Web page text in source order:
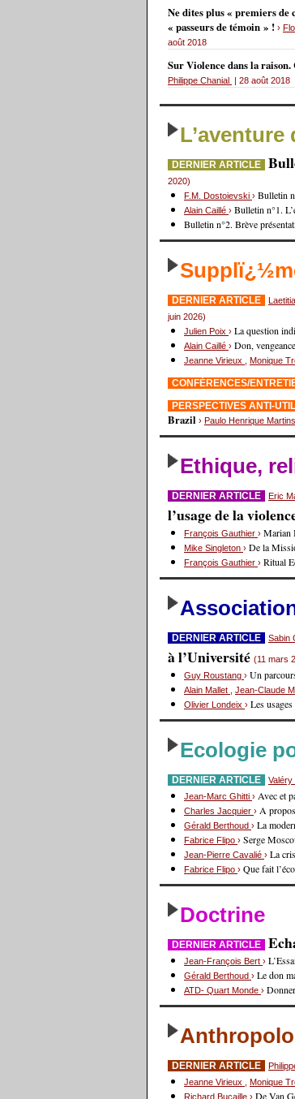
Ne dites plus « premiers de
« passeurs de témoin » ! ›
août 2018
Sur Violence dans la
Philippe Chanial | 28 août 2018
L’aventure
DERNIER ARTICLE
2020)
F.M. Dostoievski › Bulletin
Alain Caillé › Bulletin n°1.
Bulletin n°2. Brève
DERNIER ARTICLE
juin 2026)
Julien Poix › La question
Alain Caillé › Don,
Jeanne Virieux Monique
CONFÉRENCES/
PERSPECTIVES ANTI-
Brazil › Paulo Henrique Martins
Ethique,
DERNIER ARTICLE Eric
l’usage de la
François Gauthier › Marian
Mike Singleton › De la
François Gauthier › Ritual
DERNIER ARTICLE Sabin
à l’Université (11 mars
Guy Roustang › Un
Alain Mallet Jean-Claude
Olivier Londeix › Les
Ecologie
DERNIER ARTICLE Valéry
Jean-Marc Ghitti › Avec et
Charles Jacquier › A
Gérald Berthoud › La
Fabrice Flipo › Serge
Jean-Pierre Cavalié › La
Fabrice Flipo › Que fait
Doctrine
DERNIER ARTICLE
Jean-François Bert ›
Gérald Berthoud › Le don
ATD- Quart Monde ›
DERNIER ARTICLE
Jeanne Virieux
Monique
Richard Bucaille › De Van